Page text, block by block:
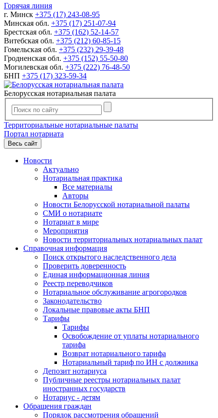
Горячая линия
г. Минск +375 (17) 243-08-95
Минская обл. +375 (17) 251-07-94
Брестская обл. +375 (162) 52-14-57
Витебская обл. +375 (212) 60-85-15
Гомельская обл. +375 (232) 29-39-48
Гродненская обл. +375 (152) 55-50-80
Могилевская обл. +375 (222) 76-48-50
БНП +375 (17) 323-59-34
Белорусская нотариальная палата
Территориальные нотариальные палаты
Портал нотариата
Весь сайт
Новости
Актуально
Нотариальная практика
Все материалы
Авторы
Новости Белорусской нотариальной палаты
СМИ о нотариате
Нотариат в мире
Мероприятия
Новости территориальных нотариальных палат
Справочная информация
Поиск открытого наследственного дела
Проверить доверенность
Единая информационная линия
Реестр переводчиков
Нотариальное обслуживание агрогородков
Законодательство
Локальные правовые акты БНП
Тарифы
Тарифы
Освобождение от уплаты нотариального
тарифа
Возврат нотариального тарифа
Нотариальный тариф по ИН с должника
Депозит нотариуса
Публичные реестры нотариальных палат
иностранных государств
Нотариус - детям
Обращения граждан
Порядок рассмотрения обращений